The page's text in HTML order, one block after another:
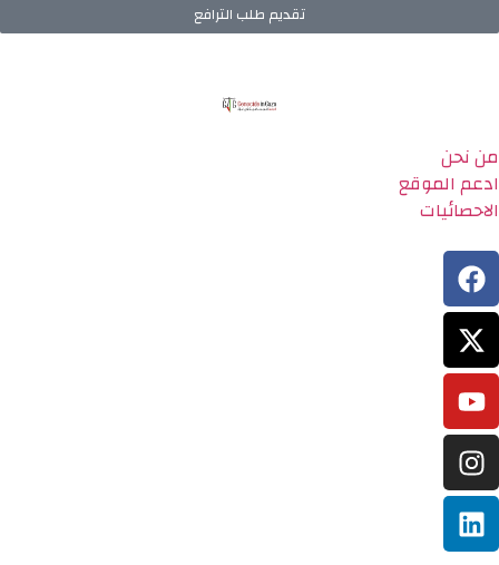
تقديم طلب الترافع
من نحن
ادعم الموقع
الاحصائيات